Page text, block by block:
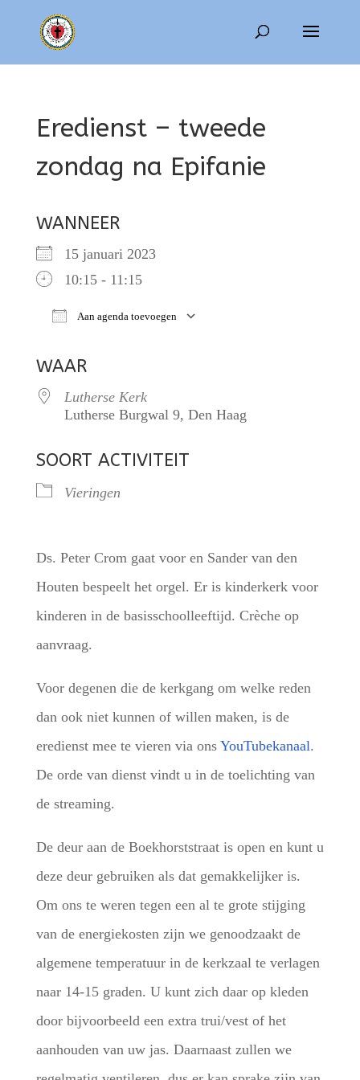
Eredienst – tweede
zondag na Epifanie
WANNEER
15 januari 2023
10:15 - 11:15
Aan agenda toevoegen
WAAR
Lutherse Kerk
Lutherse Burgwal 9, Den Haag
SOORT ACTIVITEIT
Vieringen
Ds. Peter Crom gaat voor en Sander van den
Houten bespeelt het orgel. Er is kinderkerk voor
kinderen in de basisschoolleeftijd. Crèche op
aanvraag.
Voor degenen die de kerkgang om welke reden
dan ook niet kunnen of willen maken, is de
eredienst mee te vieren via ons YouTubekanaal.
De orde van dienst vindt u in de toelichting van
de streaming.
De deur aan de Boekhorststraat is open en kunt u
deze deur gebruiken als dat gemakkelijker is.
Om ons te weren tegen een al te grote stijging
van de energiekosten zijn we genoodzaakt de
algemene temperatuur in de kerkzaal te verlagen
naar 14-15 graden. U kunt zich daar op kleden
door bijvoorbeeld een extra trui/vest of het
aanhouden van uw jas. Daarnaast zullen we